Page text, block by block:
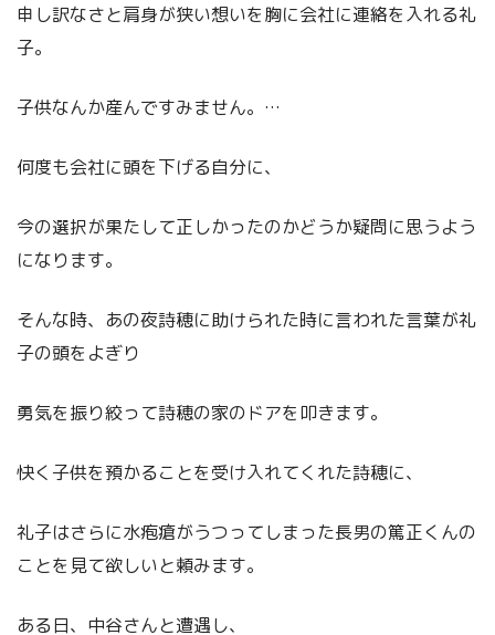
申し訳なさと肩身が狭い想いを胸に会社に連絡を入れる礼
子。
子供なんか産んですみません。…
何度も会社に頭を下げる自分に、
今の選択が果たして正しかったのかどうか疑問に思うよう
になります。
そんな時、あの夜詩穂に助けられた時に言われた言葉が礼
子の頭をよぎり
勇気を振り絞って詩穂の家のドアを叩きます。
快く子供を預かることを受け入れてくれた詩穂に、
礼子はさらに水疱瘡がうつってしまった長男の篤正くんの
ことを見て欲しいと頼みます。
ある日、中谷さんと遭遇し、